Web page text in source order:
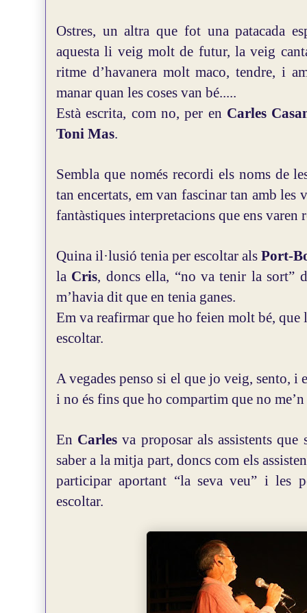
Ostres, un altra que fot una patacada
aquesta li veig molt de futur, la veig
ritme d’havanera molt maco, tendre, i
manar quan les coses van bé.....
Està escrita, com no, per en Carles
Toni Mas.
Sembla que només recordi els noms de
tan encertats, em van fascinar tan amb les
fantàstiques interpretacions que ens varen
Quina il·lusió tenia per escoltar alsPort-
la Cris, doncs ella, “no va tenir la sort”
m’havia dit que en tenia ganes.
Em va reafirmar que ho feien molt bé,
escoltar.
A vegades penso si el que jo veig, sento, i
i no és fins que ho compartim que no
En Carlesva proposar als assistents
saber a la mitja part, doncs com els
participar aportant “la seva veu” i les
escoltar.